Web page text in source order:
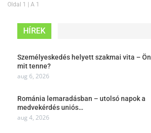
Oldal 1 | A 1
HÍREK
Személyeskedés helyett szakmai vita – Ön
mit tenne?
aug 6, 2026
Románia lemaradásban – utolsó napok a
medvekérdés uniós…
aug 4, 2026